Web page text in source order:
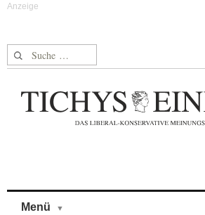
Suche nach:
Menü